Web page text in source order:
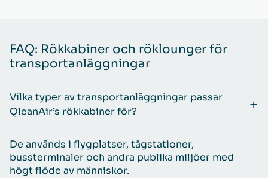
FAQ: Rökkabiner och röklounger för
transportanläggningar
Vilka typer av transportanläggningar passar
QleanAir’s rökkabiner för?
De används i flygplatser, tågstationer,
bussterminaler och andra publika miljöer med
högt flöde av människor.